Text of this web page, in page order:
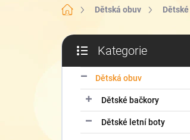
Domů Dětská obuv
P
s
kategorie
Kategorie
Dětská obuv
Dětské bačkory
Dětské letní boty